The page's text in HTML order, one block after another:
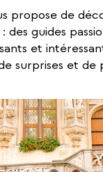
propose de
des guides
et
surprises et de